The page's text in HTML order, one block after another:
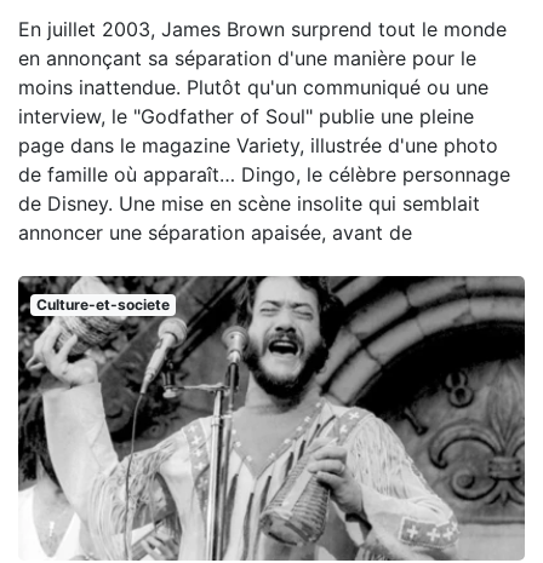
En juillet 2003, James Brown surprend tout le monde
en annonçant sa séparation d'une manière pour le
moins inattendue. Plutôt qu'un communiqué ou une
interview, le "Godfather of Soul" publie une pleine
page dans le magazine Variety, illustrée d'une photo
de famille où apparaît… Dingo, le célèbre personnage
de Disney. Une mise en scène insolite qui semblait
annoncer une séparation apaisée, avant de
Culture-et-societe